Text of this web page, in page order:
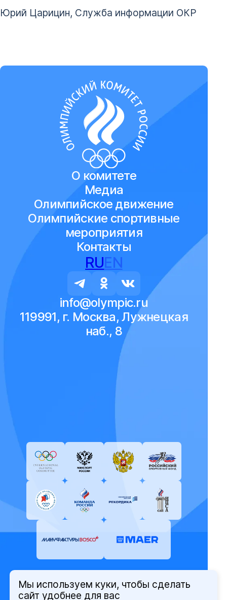
Юрий Царицин, Служба информации ОКР
О комитете
Медиа
Олимпийское движение
Олимпийские спортивные
мероприятия
Контакты
RUEN
info@olympic.ru
119991, г. Москва, Лужнецкая
наб., 8
© Олимпийский комитет России,
Мы используем куки, чтобы сделать
сайт удобнее для вас